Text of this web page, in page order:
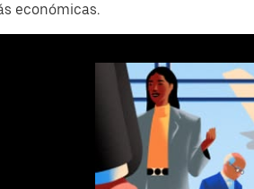
económicas.